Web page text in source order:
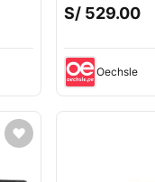
S/ 529.00
Oechsle